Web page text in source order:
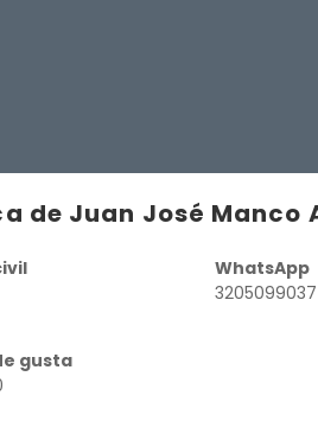
de Juan José Manco
WhatsApp
3205099037
gusta